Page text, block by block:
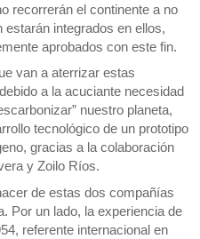
recorrerán el continente a no
integrados en ellos,
aprobados con este fin.
van a aterrizar estas
a la acuciante necesidad
nuestro planeta,
tecnológico de un prototipo
gracias a la colaboración
y Zoilo Ríos.
de estas dos compañías
Por un lado, la experiencia de
referente internacional en